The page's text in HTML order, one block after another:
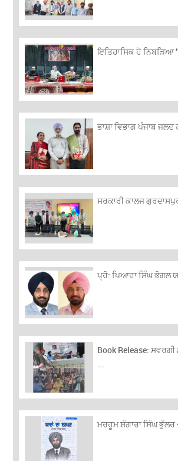
ਇਤਿਹਾਸਿਕ ਹੋ ਨਿਬੜਿਆ
ਭਾਸ਼ਾ ਵਿਭਾਗ ਪੰਜਾਬ ਜਲਦ
ਸਰਕਾਰੀ ਕਾਲਜ
ਪ੍ਰੋ: ਪਿਆਰਾ ਸਿੰਘ ਭੋਗਲ
Book Release:
ਮਰਹੂਮ ਸ਼ੰਗਾਰਾ ਸਿੰਘ